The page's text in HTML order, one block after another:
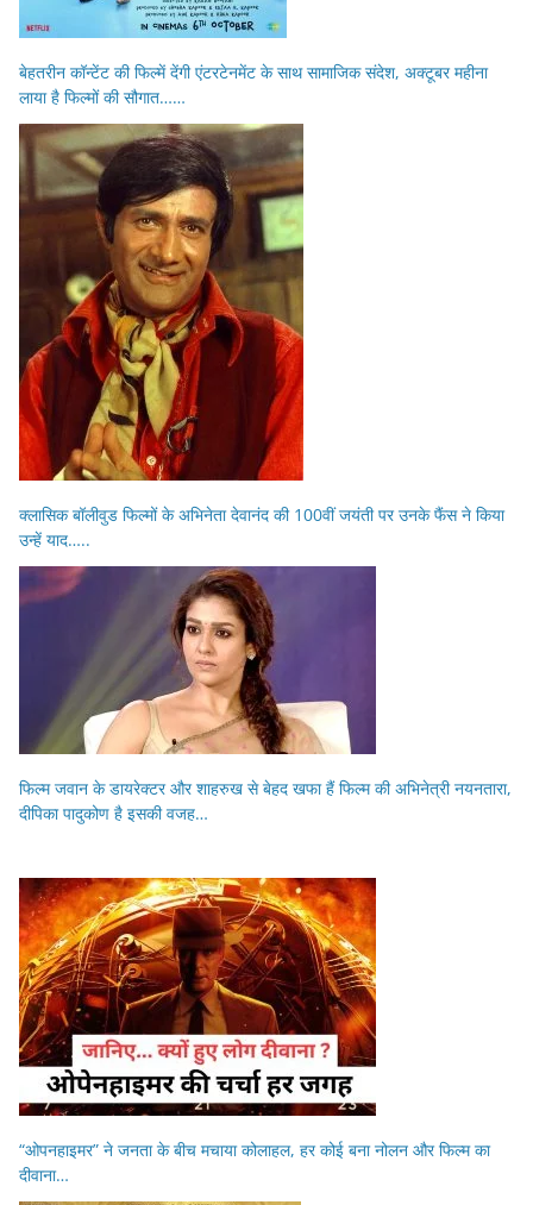
बेहतरीन कॉन्टेंट की फिल्में देंगी एंटरटेनमेंट के साथ सामाजिक संदेश, अक्टूबर महीना
लाया है फिल्मों की सौगात……
क्लासिक बॉलीवुड फिल्मों के अभिनेता देवानंद की 100वीं जयंती पर उनके फैंस ने किया
उन्हें याद…..
फिल्म जवान के डायरेक्टर और शाहरुख से बेहद खफा हैं फिल्म की अभिनेत्री नयनतारा,
दीपिका पादुकोण है इसकी वजह…
“ओपनहाइमर” ने जनता के बीच मचाया कोलाहल, हर कोई बना नोलन और फिल्म का
दीवाना…